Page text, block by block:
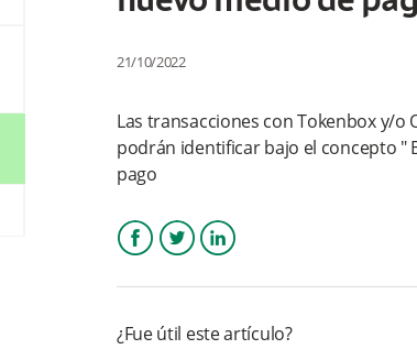
21/10/2022
Las transacciones con Tokenbox y/o
podrán identificar bajo el concepto "
pago
¿Fue útil este artículo?